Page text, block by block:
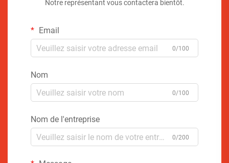
Notre représentant vous contactera bientôt.
Email
0/100
Nom
0/100
Nom de l'entreprise
0/200